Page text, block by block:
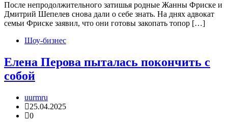
После непродолжительного затишья родные Жанны Фриске и
Дмитрий Шепелев снова дали о себе знать. На днях адвокат
семьи Фриске заявил, что они готовы закопать топор […]
Шоу-бизнес
Елена Перова пыталась покончить с
собой
uurmru
25.04.2025
0